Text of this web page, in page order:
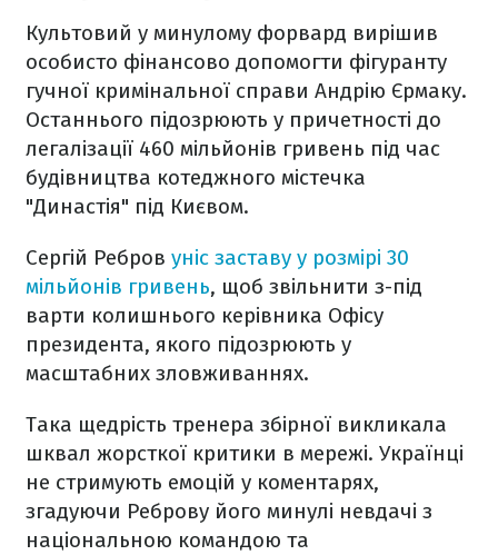
Культовий у минулому форвард вирішив
особисто фінансово допомогти фігуранту
гучної кримінальної справи Андрію Єрмаку.
Останнього підозрюють у причетності до
легалізації 460 мільйонів гривень під час
будівництва котеджного містечка
"Династія" під Києвом.
Сергій Ребров уніс заставу у розмірі 30
мільйонів гривень, щоб звільнити з-під
варти колишнього керівника Офісу
президента, якого підозрюють у
масштабних зловживаннях.
Така щедрість тренера збірної викликала
шквал жорсткої критики в мережі. Українці
не стримують емоцій у коментарях,
згадуючи Реброву його минулі невдачі з
національною командою та